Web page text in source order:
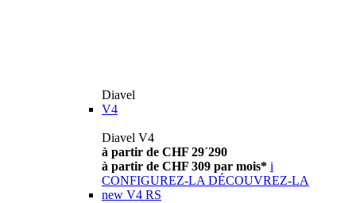
Diavel
V4
Diavel V4
à partir de CHF 29´290
à partir de CHF 309 par mois* i
CONFIGUREZ-LA DÉCOUVREZ-LA
new V4 RS